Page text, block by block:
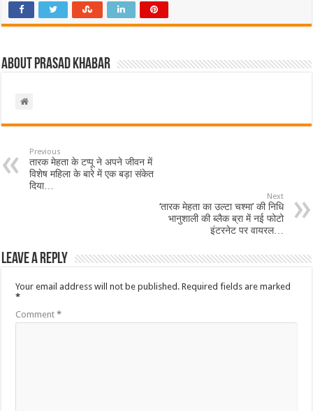
About Prasad Khabar
Previous
तारक मेहता के टप्पू ने अपने जीवन में
विशेष महिला के बारे में एक बड़ा संकेत
दिया…
Next
‘तारक मेहता का उल्टा चश्मा’ की निधि
भानुशाली की ब्लैक ब्रा में नई फोटो
इंटरनेट पर वायरल…
Leave a Reply
Your email address will not be published. Required fields are marked
*
Comment*